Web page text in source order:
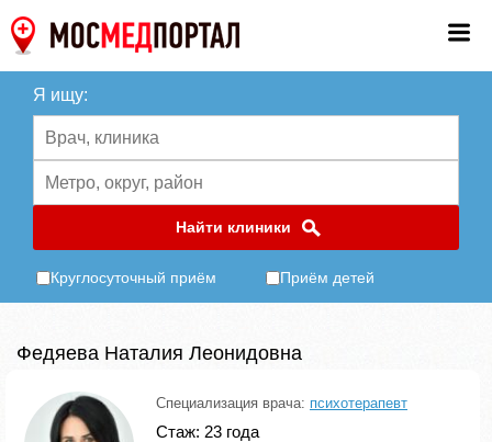
Я ищу:
Найти клиники
Круглосуточный приём Приём детей
Федяева Наталия Леонидовна
Специализация врача: психотерапевт
Стаж: 23 года